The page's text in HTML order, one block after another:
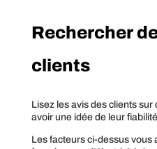
Rechercher
clients
Lisez les avis des clients
avoir une idée de leur
Les facteurs ci-dessus vous